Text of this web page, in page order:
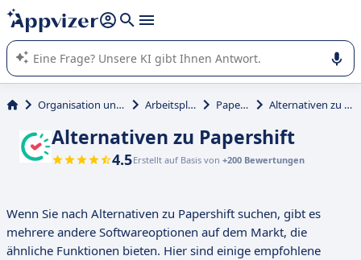
beantworten (mehrere Zeilen mit
Die KI von Appvizer führt Sie bei der Nutzung oder Auswahl
von SaaS-Software in Unternehmen.
Organisation und Planung Arbeitsplanung Papershift Alternativen zu Papershift
Alternativen zu Papershift
4.5Erstellt auf Basis von +200 Bewertungen
Wenn Sie nach Alternativen zu Papershift suchen, gibt es
mehrere andere Softwareoptionen auf dem Markt, die
ähnliche Funktionen bieten. Hier sind einige empfohlene